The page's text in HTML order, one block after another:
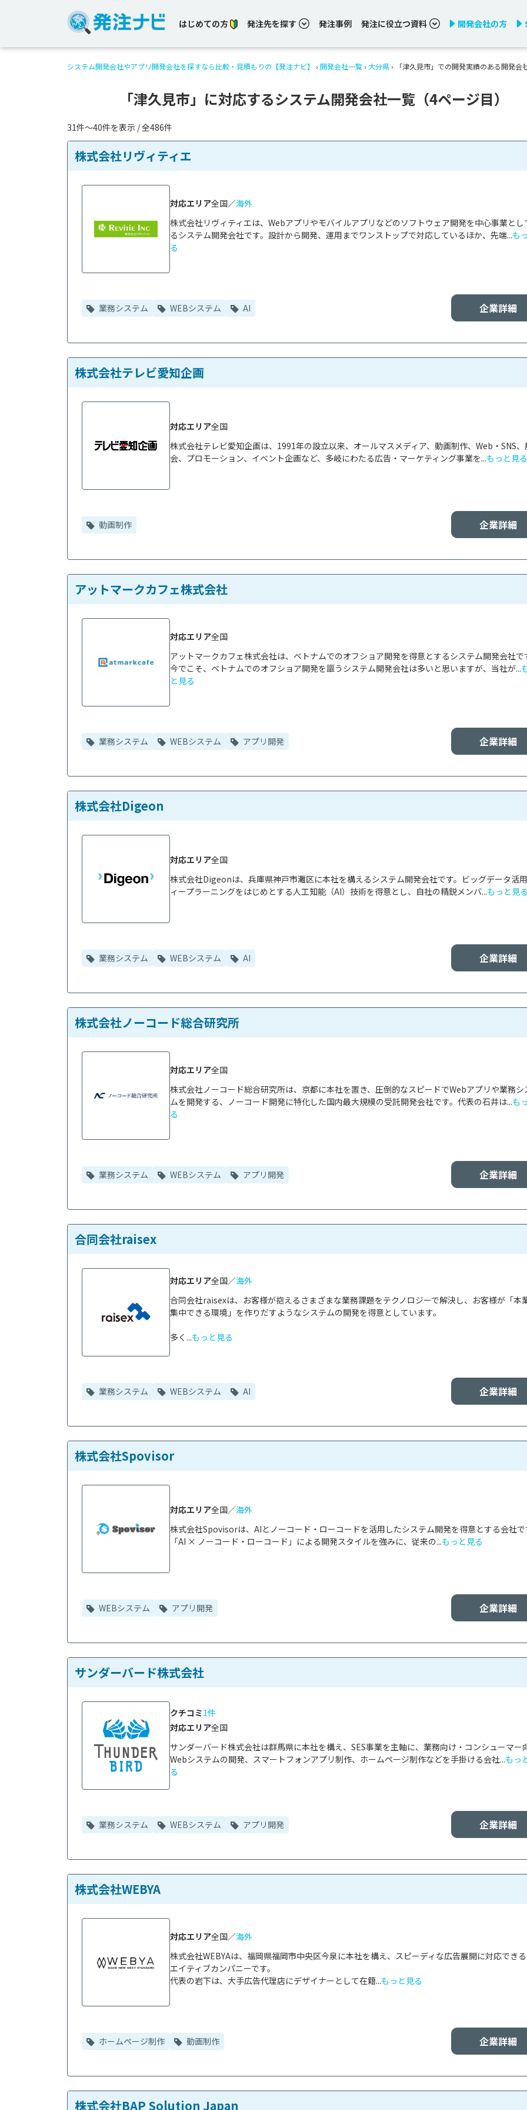
はじめての方 発注先を探す 発注事例 発注に役立つ資料 開発会社の方
システム開発会社やアプリ開発会社を探すなら比較・見積もりの【発注ナビ】 › 開発会社一覧 › 大分県 › 「津久見市」での開発実績のある開発会
「津久見市」に対応するシステム開発会社一覧（4ページ目）
31件〜40件を表示 / 全486件
株式会社リヴィティエ
株式会社リヴィティエは、Webアプリやモバイルアプリなどのソフトウェア開発を中心事業とし
るシステム開発会社です。設計から開発、運用までワンストップで対応しているほか、先端...も
る
対応エリア全国／海外
企業詳細
業務システム WEBシステム AI
株式会社テレビ愛知企画
株式会社テレビ愛知企画は、1991年の設立以来、オールマスメディア、動画制作、Web・SNS、
会、プロモーション、イベント企画など、多岐にわたる広告・マーケティング事業を...もっと見る
対応エリア全国
企業詳細
動画制作
アットマークカフェ株式会社
アットマークカフェ株式会社は、ベトナムでのオフショア開発を得意とするシステム開発会社で
今でこそ、ベトナムでのオフショア開発を謳うシステム開発会社は多いと思いますが、当社が...
と見る
対応エリア全国
企業詳細
業務システム WEBシステム アプリ開発
株式会社Digeon
株式会社Digeonは、兵庫県神戸市灘区に本社を構えるシステム開発会社です。ビッグデータ活
ィープラーニングをはじめとする人工知能（AI）技術を得意とし、自社の精鋭メンバ...もっと見
対応エリア全国
企業詳細
業務システム WEBシステム AI
株式会社ノーコード総合研究所
株式会社ノーコード総合研究所は、京都に本社を置き、圧倒的なスピードでWebアプリや業務シ
ムを開発する、ノーコード開発に特化した国内最大規模の受託開発会社です。代表の石井は...も
る
対応エリア全国
企業詳細
業務システム WEBシステム アプリ開発
合同会社raisex
合同会社raisexは、お客様が抱えるさまざまな業務課題をテクノロジーで解決し、お客様が「本
集中できる環境」を作りだすようなシステムの開発を得意としています。
多く...もっと見る
対応エリア全国／海外
企業詳細
業務システム WEBシステム AI
株式会社Spovisor
株式会社Spovisorは、AIとノーコード・ローコードを活用したシステム開発を得意とする会社で
「AI × ノーコード・ローコード」による開発スタイルを強みに、従来の...もっと見る
対応エリア全国／海外
企業詳細
WEBシステム アプリ開発
サンダーバード株式会社
サンダーバード株式会社は群馬県に本社を構え、SES事業を主軸に、業務向け・コンシューマー
Webシステムの開発、スマートフォンアプリ制作、ホームページ制作などを手掛ける会社...もっ
る
クチコミ1件
対応エリア全国
企業詳細
業務システム WEBシステム アプリ開発
株式会社WEBYA
株式会社WEBYAは、福岡県福岡市中央区今泉に本社を構え、スピーディな広告展開に対応でき
エイティブカンパニーです。
代表の岩下は、大手広告代理店にデザイナーとして在籍...もっと見る
対応エリア全国／海外
企業詳細
ホームページ制作 動画制作
株式会社BAP Solution Japan